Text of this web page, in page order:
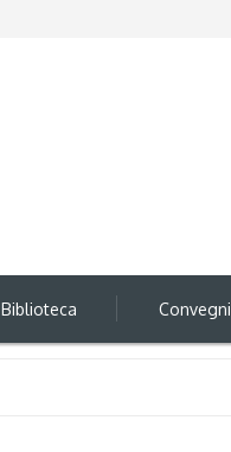
Biblioteca Convegni